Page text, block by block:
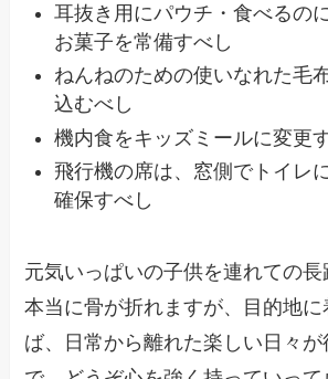
耳抜き用にパウチ・食べるの
お菓子を常備すべし
ねんねのための使いなれた毛
込むべし
機内食をキッズミールに変更
飛行機の席は、窓側でトイレ
確保すべし
元気いっぱいの子供を連れての
本当に骨が折れますが、目的地
ば、日常から離れた楽しい日々